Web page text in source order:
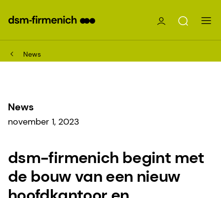
News
News
november 1, 2023
dsm-firmenich begint met
de bouw van een nieuw